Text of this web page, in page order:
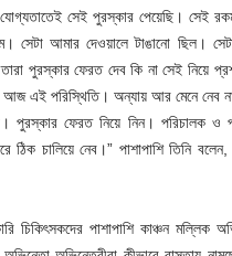
সেই পুরস্কার পেয়েছি। সেই
সেটা আমার দেওয়ালে টাঙানো ছিল।
পুরস্কার ফেরত দেব কি না সেই নিয়ে
আজ এই পরিস্থিতি। অন্যায় আর মেনে নেব
পুরস্কার ফেরত নিয়ে নিন। পরিচালক
চালিয়ে নেব।” পাশাপাশি তিনি
চিকিৎসকদের পাশাপাশি কাঞ্চন মল্লিক